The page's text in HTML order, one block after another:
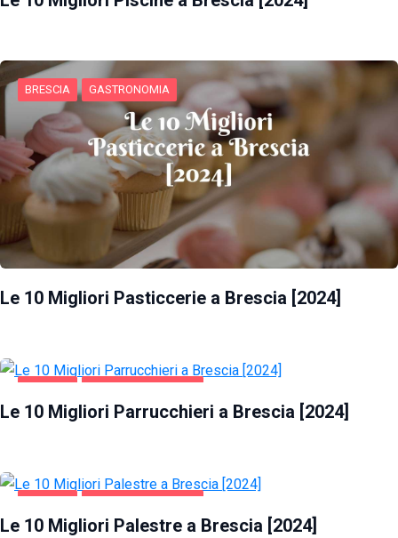
BRESCIA GASTRONOMIA
Le 10 Migliori Pasticcerie a Brescia [2024]
Le 10 Migliori Parrucchieri a Brescia [2024]
Le 10 Migliori Palestre a Brescia [2024]